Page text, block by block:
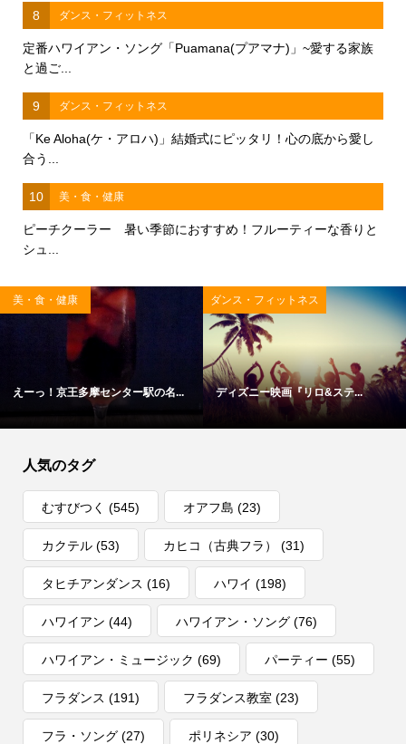
8 ダンス・フィットネス
定番ハワイアン・ソング「Puamana(プアマナ)」~愛する家族
と過ご...
9 ダンス・フィットネス
「Ke Aloha(ケ・アロハ)」結婚式にピッタリ！心の底から愛し
合う...
10 美・食・健康
ピーチクーラー 暑い季節におすすめ！フルーティーな香りと
シュ...
美・食・健康
えーっ！京王多摩センター駅の名...
ダンス・フィットネス
ディズニー映画『リロ&ステ...
人気のタグ
むすびつく (545) オアフ島 (23)
カクテル(53) カヒコ（古典フラ） (31)
タヒチアンダンス (16) ハワイ (198)
ハワイアン (44) ハワイアン・ソング(76)
ハワイアン・ミュージック (69) パーティー (55)
フラダンス (191) フラダンス教室 (23)
フラ・ソング(27) ポリネシア (30)